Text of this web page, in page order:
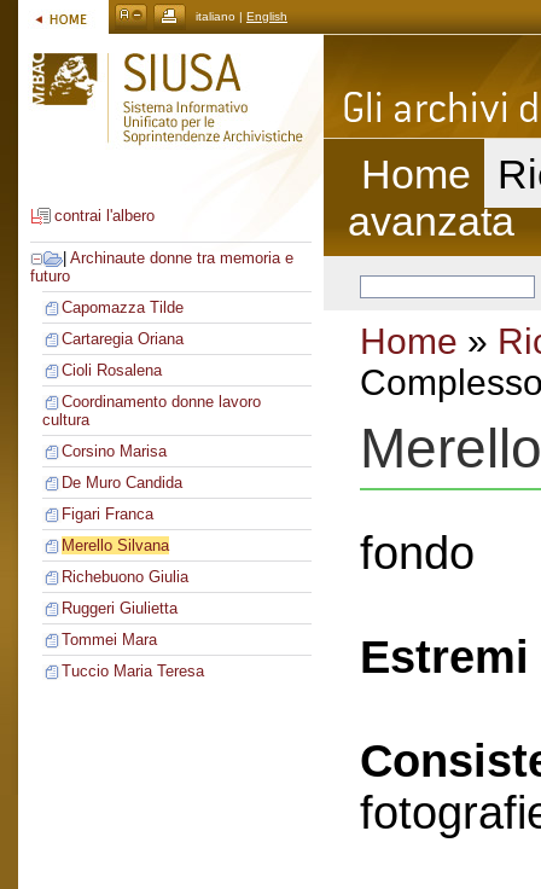
italiano | English
contrai l'albero
Archinaute donne tra memoria e
futuro
Capomazza Tilde
Cartaregia Oriana
Cioli Rosalena
Coordinamento donne lavoro
cultura
Corsino Marisa
De Muro Candida
Figari Franca
Merello Silvana
Richebuono Giulia
Ruggeri Giulietta
Tommei Mara
Tuccio Maria Teresa
Home
avanzata
Home »
fondo